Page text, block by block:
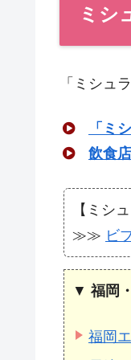
ミシ
「ミシュ
「ミ
飲食
【ミシ
≫≫ ビ
▼ 福岡
福岡